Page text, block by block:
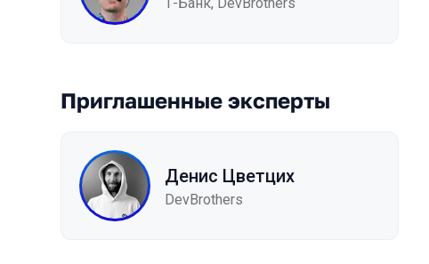
Приглашенные эксперты
Денис Цветцих
DevBrothers